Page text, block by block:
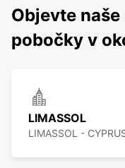
Objevte
pobočky v
LIMASSOL
LIMASSOL -